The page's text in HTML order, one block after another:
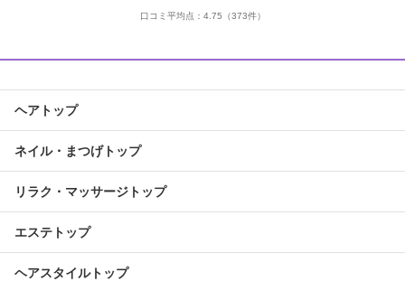
口コミ平均点： 4.75 （373件）
ヘアトップ
ネイル・まつげトップ
リラク・マッサージトップ
エステトップ
ヘアスタイルトップ